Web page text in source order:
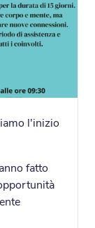
l'inizio
fatto